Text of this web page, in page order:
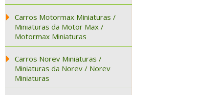
Carros Motormax Miniaturas /
Miniaturas da Motor Max /
Motormax Miniaturas
Carros Norev Miniaturas /
Miniaturas da Norev / Norev
Miniaturas